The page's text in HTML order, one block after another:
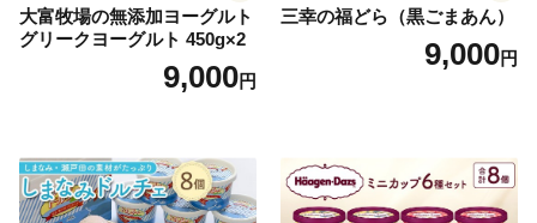
大富牧場の無添加ヨーグルト
グリークヨーグルト 450g×2
9,000円
三幸の福どら（黒ごまあん）
9,000円